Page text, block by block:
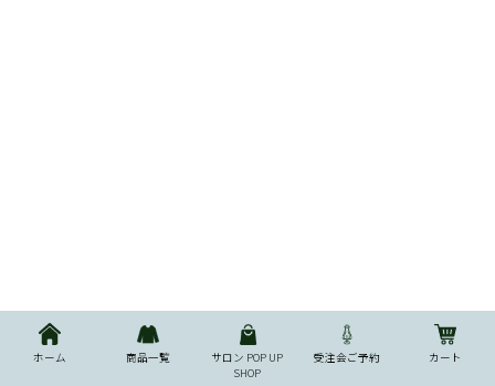
ホーム 商品一覧
サロン POP UP
SHOP
受注会ご予約 カート